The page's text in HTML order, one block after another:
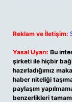
Reklam ve İletişim:
Yasal Uyarı: Bu
şirketi ile hiçbir
hazırladığımız
haber niteliği
paylaşım
benzerlikleri